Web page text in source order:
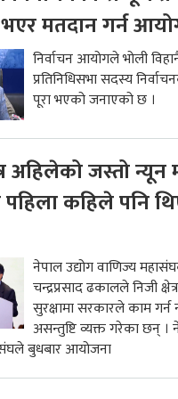
मतदान गर्न
निर्वाचन आयोगले भोली
प्रतिनिधिसभा सदस्य
पूरा भएको जनाएको छ ।
अहिलेको जस्तो
पहिला कहिले पनि
नेपाल उद्योग वाणिज्य
चन्द्रप्रसाद ढकालले निजी
सुरक्षामा सरकारले काम
असन्तुष्टि व्यक्त गरेका छन् ।
बुधबार आयोजना